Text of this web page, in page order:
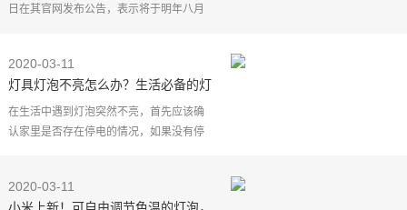
日在其官网发布公告，表示将于明年八月
再通过欧司朗
2020-03-11
灯具灯泡不亮怎么办？生活必备的灯
具维修常识
在生活中遇到灯泡突然不亮，首先应该确
认家里是否存在停电的情况，如果没有停
的处理。#维修灯具
2020-03-11
小米上新！可自由调节色温的灯泡，